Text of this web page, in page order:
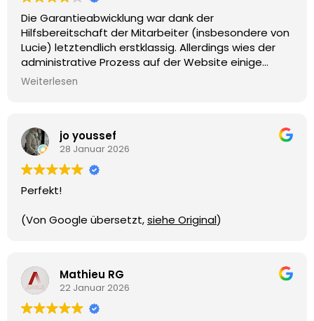
Die Garantieabwicklung war dank der
Hilfsbereitschaft der Mitarbeiter (insbesondere von
Lucie) letztendlich erstklassig. Allerdings wies der
administrative Prozess auf der Website einige
Mängel auf: 1. Nach der Erstellung des
hochgeladen werden. 2. Die Benachrichtigungen zur
Datenaktualisierung waren unklar. Es wurde nicht
angegeben, welche Informationen fehlten (weitere
Mieter, Beträge, anzuhängende Dateien usw.). 3.
Nicht alle Aufgaben konnten über ein Mobilgerät
hingewiesen, dass dies über einen PC erforderlich
Problem war innerhalb weniger Stunden gelöst.
Vielen Dank für die Lösung. Hervorzuheben ist auch
der Support in Spanisch, Französisch, Niederländisch
und Englisch.
Weiterlesen
jo youssef
28 Januar 2026
Perfekt!
(Von Google übersetzt,siehe Original)
Mathieu RG
22 Januar 2026